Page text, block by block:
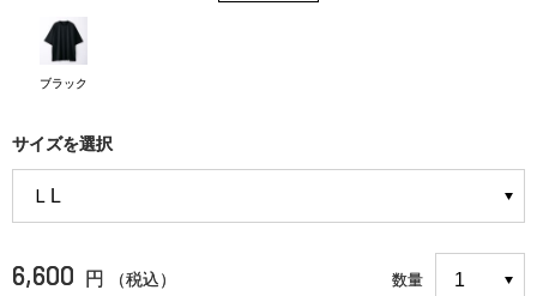
ブラック
サイズを選択
6,600 円 （税込） 数量